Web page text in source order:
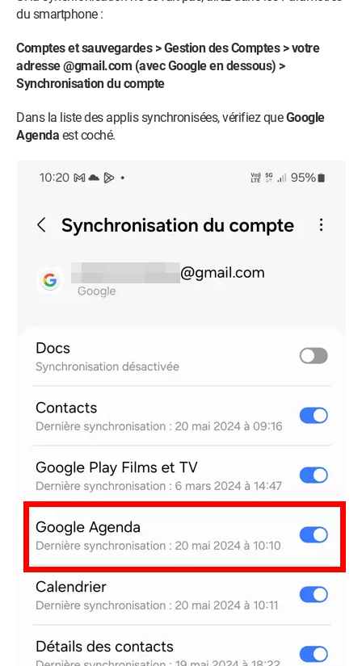
du smartphone :
Comptes et sauvegardes > Gestion des Comptes > votre
adresse @gmail.com (avec Google en dessous) >
Synchronisation du compte
Dans la liste des applis synchronisées, vérifiez queGoogle
Agenda est coché.